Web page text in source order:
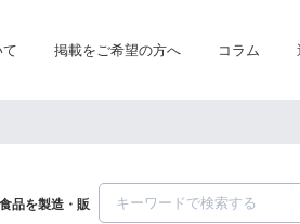
て 掲載をご希望の方へ コラム
品を製造・販